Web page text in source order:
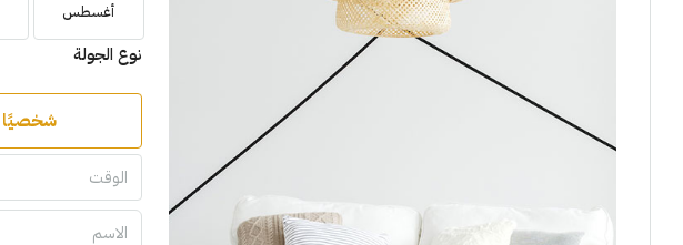
أغسطس أغسطس أغسطس
نوع الجولة
شخصيًا
الوقت